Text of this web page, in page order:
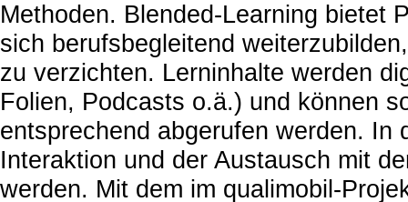
Methoden. Blended-Learning bietet
sich berufsbegleitend
zu verzichten. Lerninhalte werden
Folien, Podcasts o.ä.) und können
entsprechend abgerufen werden. In
Interaktion und der Austausch mit
werden. Mit dem im qualimobil-